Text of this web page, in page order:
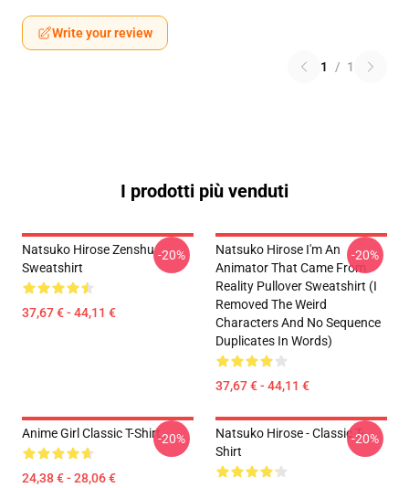
Write your review
1 / 1
I prodotti più venduti
Natsuko Hirose Zenshu
Sweatshirt
37,67 € - 44,11 €
-20%
Natsuko Hirose I'm An
Animator That Came From
Reality Pullover Sweatshirt (I
Removed The Weird
Characters And No Sequence
Duplicates In Words)
37,67 € - 44,11 €
-20%
Anime Girl Classic T-Shirt
24,38 € - 28,06 €
-20%
Natsuko Hirose - Classic T-
Shirt
-20%